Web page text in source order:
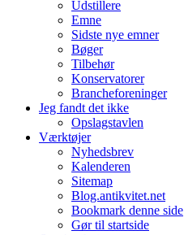
Udstillere
Emne
Sidste nye emner
Bøger
Tilbehør
Konservatorer
Brancheforeninger
Jeg fandt det ikke
Opslagstavlen
Værktøjer
Nyhedsbrev
Kalenderen
Sitemap
Blog.antikvitet.net
Bookmark denne side
Gør til startside